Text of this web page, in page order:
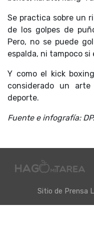
Se practica sobre un
de los golpes de
Pero, no se puede
espalda, ni tampoco si
Y como el kick
considerado un
deporte.
Fuente e infografía:
Sitio de Prensa